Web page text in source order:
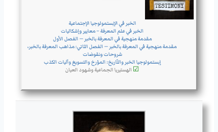
الخبر في الإبستمولوجيا الإجتماعية
الخبر في علم المعرفة – معايير وإشكاليات
مقدمة منهجية في المعرفة بالخبر — الفصل الأول
مقدمة منهجية في المعرفة بالخبر — الفصل الثاني: مذاهب المعرفة بالخبر،
شروحات ونقوضات
إبستمولوجيا الخبر والتّاريخ: المؤرخ والتسويغ وآليات الكذب
☑ الهستيريا الجماعية وشهود العيان